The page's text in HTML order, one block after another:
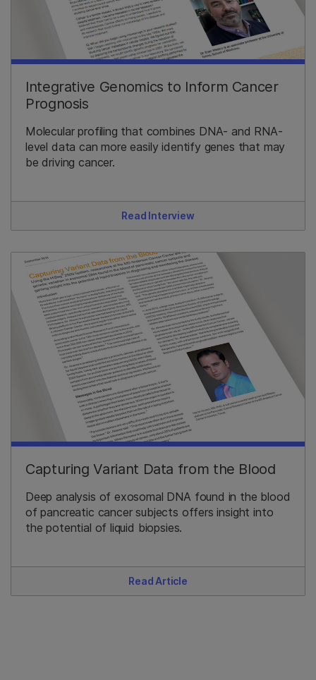
Integrative Genomics to Inform Cancer
Prognosis
Molecular profiling that combines DNA- and RNA-
level data can more easily identify genes that may
be driving cancer.
Read Interview
Capturing Variant Data from the Blood
Deep analysis of exosomal DNA found in the blood
of pancreatic cancer subjects offers insight into
the potential of liquid biopsies.
Read Article